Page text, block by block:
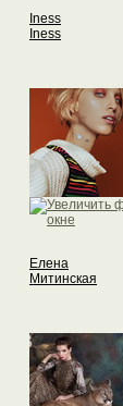
Iness
Iness
Елена
Митинская